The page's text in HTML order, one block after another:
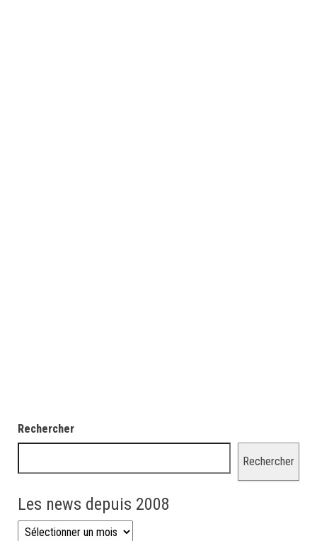
Rechercher
Rechercher
Les news depuis 2008
Les news depuis 2008